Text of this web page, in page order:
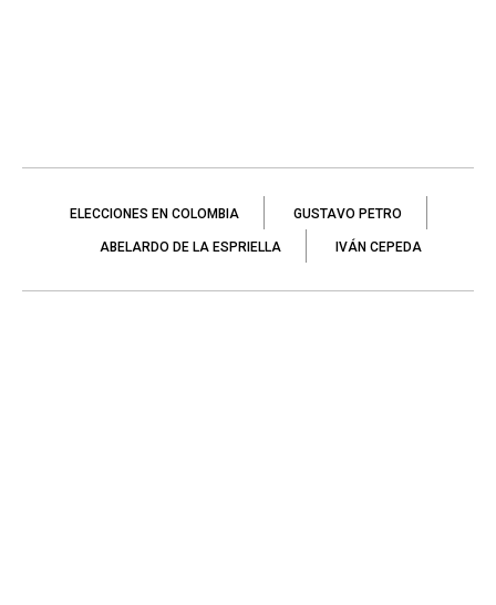
ELECCIONES EN COLOMBIA GUSTAVO PETRO
ABELARDO DE LA ESPRIELLA IVÁN CEPEDA